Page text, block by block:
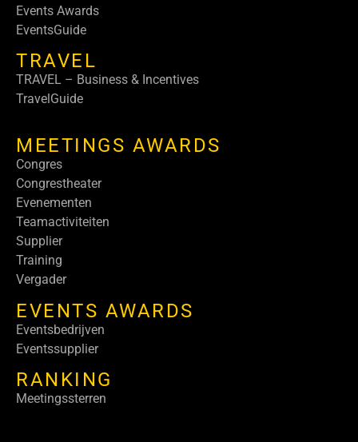
Events Awards
EventsGuide
TRAVEL
TRAVEL – Business & Incentives
TravelGuide
MEETINGS AWARDS
Congres
Congrestheater
Evenementen
Teamactiviteiten
Supplier
Training
Vergader
EVENTS AWARDS
Eventsbedrijven
Eventssupplier
RANKING
Meetingssterren